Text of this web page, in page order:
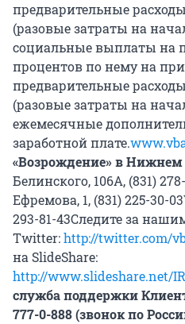
предварительные
(разовые затраты на
социальные выплаты на
процентов по нему на
предварительные
(разовые затраты на
ежемесячные
заработной плате.
«Возрождение» в Нижнем
Белинского, 106А, (831)
Ефремова, 1, (831) 225-30-
293-81-43Следите за
Twitter:http://twitter.com/
на SlideShare:
http://www.slideshare.net/
служба поддержки
777-0-888 (звонок по